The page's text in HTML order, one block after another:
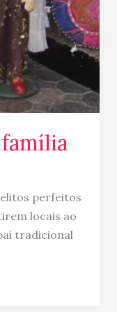
perfeitos
locais ao
tradicional